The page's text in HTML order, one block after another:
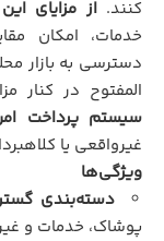
کنند.از مزایای
خدمات، امکان
دسترسی به بازار
المفتوح در کنار
سیستم پرداخت
غیرواقعی یا
ویژگی‌ها
دسته‌بندی
پوشاک، خدمات و